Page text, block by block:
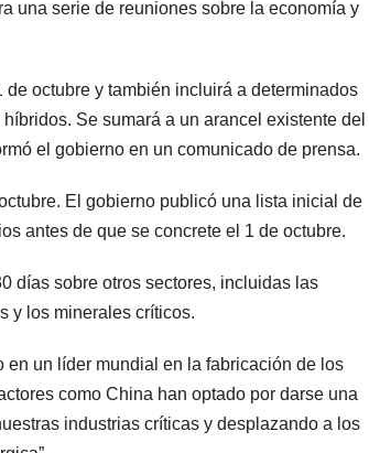
una serie de reuniones sobre la economía y
octubre y también incluirá a determinados
Se sumará a un arancel existente del
el gobierno en un comunicado de prensa.
El gobierno publicó una lista inicial de
antes de que se concrete el 1 de octubre.
días sobre otros sectores, incluidas las
y los minerales críticos.
en un líder mundial en la fabricación de los
como China han optado por darse una
industrias críticas y desplazando a los